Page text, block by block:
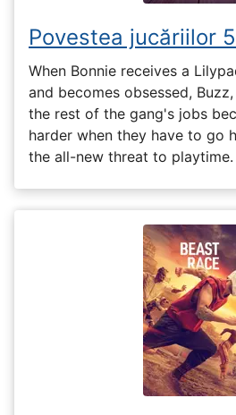
Povestea jucăriilor
When Bonnie receives a
and becomes obsessed,
the rest of the gang's jobs
harder when they have to go
the all-new threat to playtime.